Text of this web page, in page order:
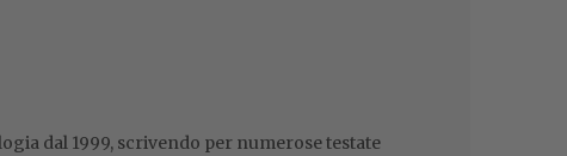
dal 1999, scrivendo per numerose testate